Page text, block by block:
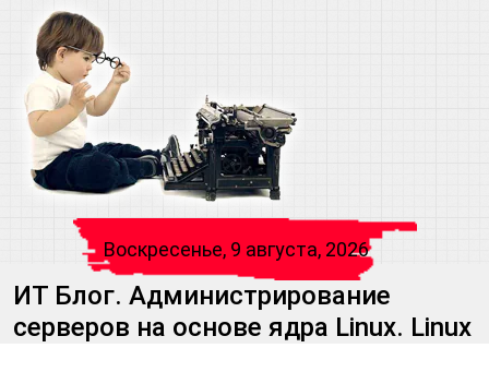
Воскресенье, 9 августа, 2026
ИТ Блог. Администрирование
серверов на основе ядра Linux. Linux